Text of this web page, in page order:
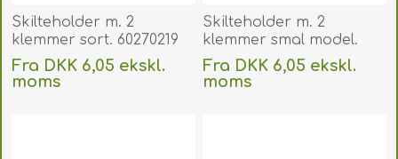
Skilteholder m. 2
klemmer sort. 60270219
Fra DKK 6,05 ekskl.
moms
Skilteholder m. 2
klemmer smal model.
60270212
Fra DKK 6,05 ekskl.
moms